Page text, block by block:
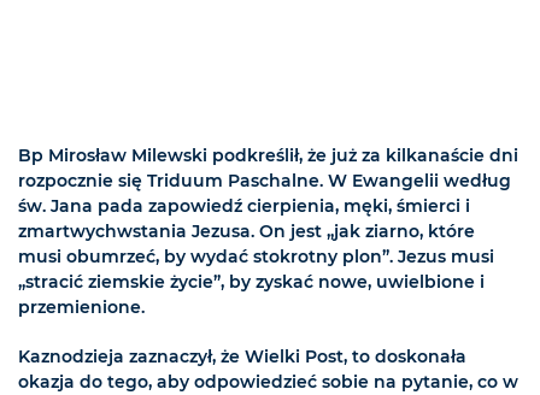
Bp Mirosław Milewski podkreślił, że już za kilkanaście dni
rozpocznie się Triduum Paschalne. W Ewangelii według
św. Jana pada zapowiedź cierpienia, męki, śmierci i
zmartwychwstania Jezusa. On jest „jak ziarno, które
musi obumrzeć, by wydać stokrotny plon”. Jezus musi
„stracić ziemskie życie”, by zyskać nowe, uwielbione i
przemienione.
Kaznodzieja zaznaczył, że Wielki Post, to doskonała
okazja do tego, aby odpowiedzieć sobie na pytanie, co w